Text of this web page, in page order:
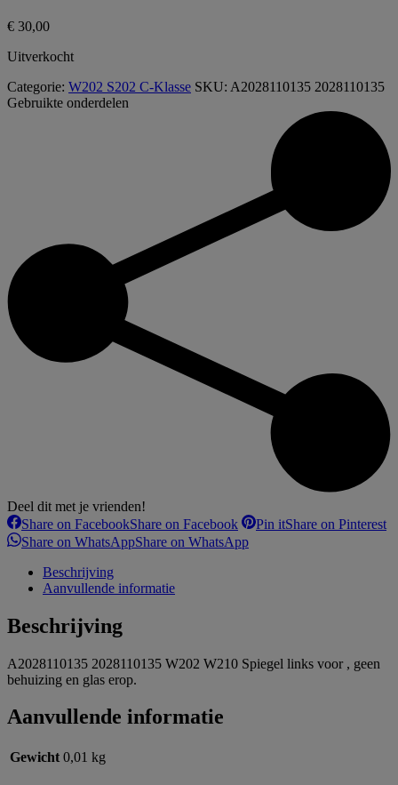
€ 30,00
Uitverkocht
Categorie: W202 S202 C-Klasse SKU: A2028110135 2028110135
Gebruikte onderdelen
Deel dit met je vrienden!
Share on FacebookShare on Facebook Pin itShare on Pinterest
Share on WhatsAppShare on WhatsApp
Beschrijving
Aanvullende informatie
Beschrijving
A2028110135 2028110135 W202 W210 Spiegel links voor , geen
behuizing en glas erop.
Aanvullende informatie
Gewicht 0,01 kg